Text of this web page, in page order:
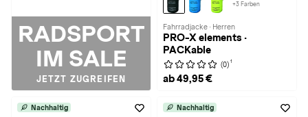
RADSPORT
IM SALE
JETZT ZUGREIFEN
+3 Farben
Fahrradjacke · Herren
PRO-X elements ·
PACKable
(0) 1
ab 49,95 €
Nachhaltig Nachhaltig